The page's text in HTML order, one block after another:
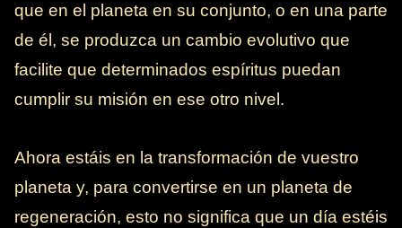
que en el planeta en su conjunto, o en una parte
de él, se produzca un cambio evolutivo que
facilite que determinados espíritus puedan
cumplir su misión en ese otro nivel.
Ahora estáis en la transformación de vuestro
planeta y, para convertirse en un planeta de
regeneración, esto no significa que un día estéis